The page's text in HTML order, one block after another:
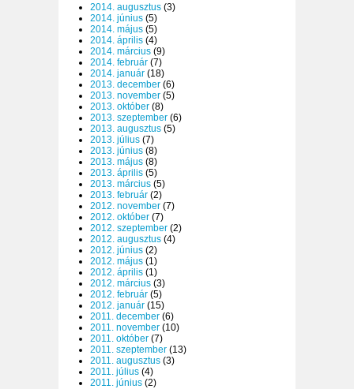
2014. augusztus (3)
2014. június (5)
2014. május (5)
2014. április (4)
2014. március (9)
2014. február (7)
2014. január (18)
2013. december (6)
2013. november (5)
2013. október (8)
2013. szeptember (6)
2013. augusztus (5)
2013. július (7)
2013. június (8)
2013. május (8)
2013. április (5)
2013. március (5)
2013. február (2)
2012. november (7)
2012. október (7)
2012. szeptember (2)
2012. augusztus (4)
2012. június (2)
2012. május (1)
2012. április (1)
2012. március (3)
2012. február (5)
2012. január (15)
2011. december (6)
2011. november (10)
2011. október (7)
2011. szeptember (13)
2011. augusztus (3)
2011. július (4)
2011. június (2)